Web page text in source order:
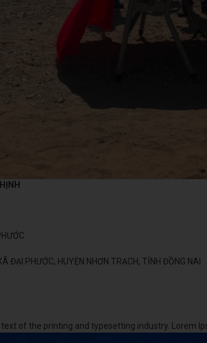
ĐẠI PHƯỚC, HUYỆN NHƠN TRẠCH, TỈNH ĐỒNG NAI
text of the printing and typesetting industry. Lorem